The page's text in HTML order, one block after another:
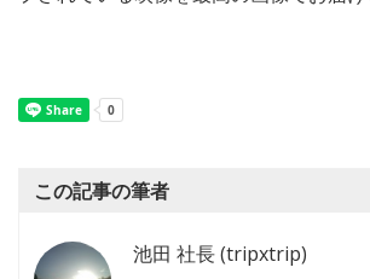
この記事の筆者
池田 社長 (tripxtrip)